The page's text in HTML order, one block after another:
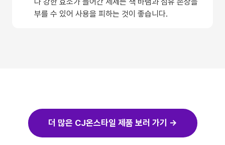
부를 수 있어 사용을 피하는 것이 좋습니다.
더 많은 CJ온스타일 제품 보러 가기 →